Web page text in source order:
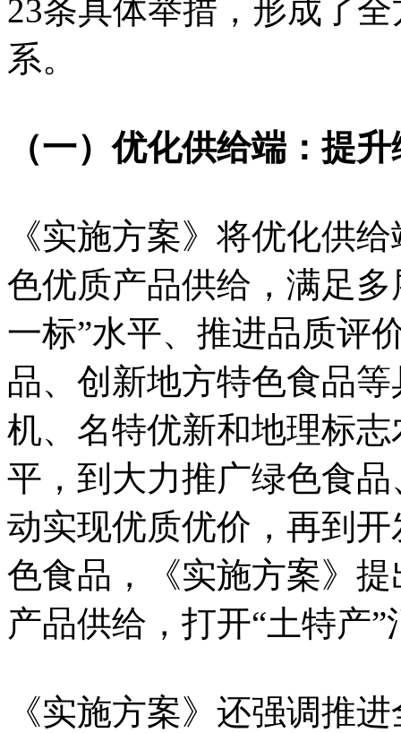
23条具体举措，形成了
系。
（一）优化供给端：提
《实施方案》将优化供
色优质产品供给，满足
一标”水平、推进品质评
品、创新地方特色食品
机、名特优新和地理标
平，到大力推广绿色食
动实现优质优价，再到
色食品，《实施方案》
产品供给，打开“土特产
《实施方案》还强调推